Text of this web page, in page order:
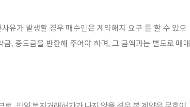
유가 발생할 경우 매수인은 계약해지 요구 를 할 수 있으
금, 중도금을 반환해 주어야 하며, 그 금액과는 별도로 매매
로, 만일 토지거래허가가 나지 않을 경우 본 계약은 무효이